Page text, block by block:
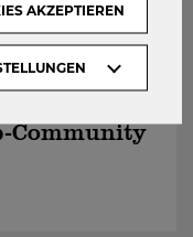
Community
AKZEPTIEREN